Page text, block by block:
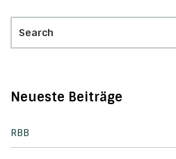
Neueste Beiträge
RBB